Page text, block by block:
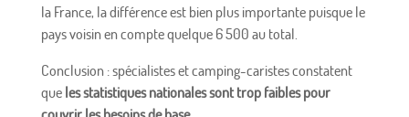
la France, la différence est bien plus importante puisque le
pays voisin en compte quelque 6 500 au total.
Conclusion : spécialistes et camping-caristes constatent
que les statistiques nationales sont trop faibles pour